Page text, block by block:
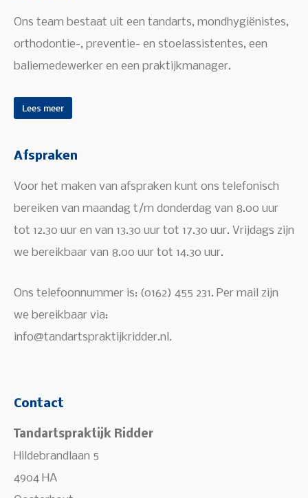
Ons team bestaat uit een tandarts, mondhygiënistes,
orthodontie-, preventie- en stoelassistentes, een
baliemedewerker en een praktijkmanager.
Lees meer
Afspraken
Voor het maken van afspraken kunt ons telefonisch
bereiken van maandag t/m donderdag van 8.00 uur
tot 12.30 uur en van 13.30 uur tot 17.30 uur. Vrijdags zijn
we bereikbaar van 8.00 uur tot 14.30 uur.
Ons telefoonnummer is: (0162) 455 231. Per mail zijn
we bereikbaar via:
info@tandartspraktijkridder.nl .
Contact
Tandartspraktijk Ridder
Hildebrandlaan 5
4904 HA